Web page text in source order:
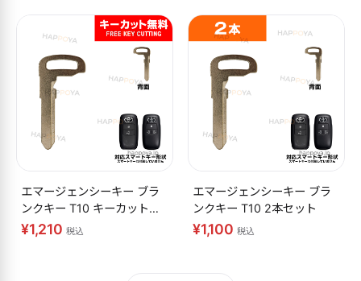
エマージェンシーキー ブラ
ンクキー T10 キーカット無
料
¥1,210 税込
エマージェンシーキー ブラ
ンクキー T10 2本セット
¥1,100 税込